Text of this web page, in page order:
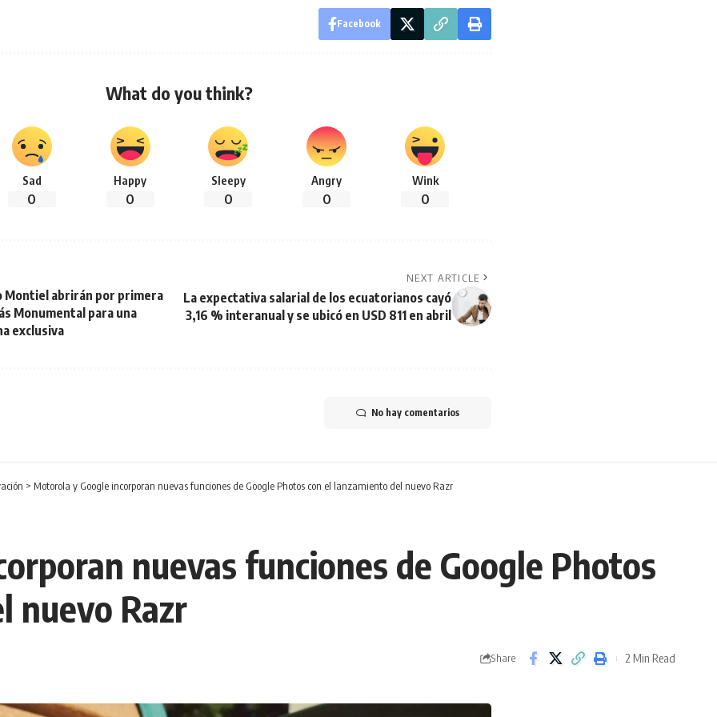
Facebook
What do you think?
Sad
0
Happy
0
Sleepy
0
Angry
0
Wink
0
Montiel abrirán por primera
Monumental para una
exclusiva
NEXT ARTICLE
La expectativa salarial de los ecuatorianos cayó
3,16 % interanual y se ubicó en USD 811 en abril
No hay comentarios
> Motorola y Google incorporan nuevas funciones de Google Photos con el lanzamiento del nuevo Razr
nuevas funciones de Google Photos
nuevo Razr
Share 2 Min Read